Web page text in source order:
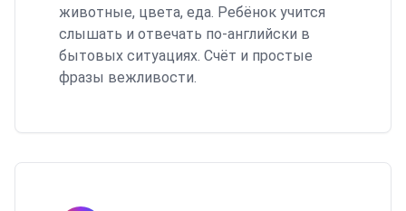
животные, цвета, еда. Ребёнок учится
слышать и отвечать по-английски в
бытовых ситуациях. Счёт и простые
фразы вежливости.